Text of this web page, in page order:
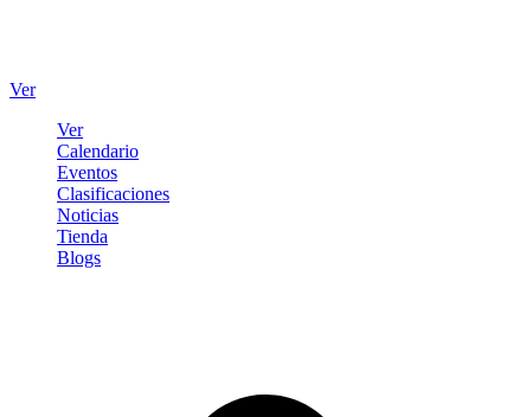
Ver
Ver
Calendario
Eventos
Clasificaciones
Noticias
Tienda
Blogs